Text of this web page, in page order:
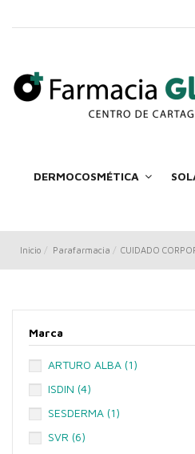
DERMOCOSMÉTICA
Inicio Parafarmacia CUIDADO
Marca
ARTURO ALBA (1)
ISDIN (4)
SESDERMA (1)
SVR (6)